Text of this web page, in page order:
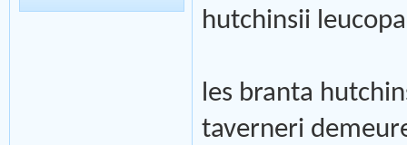
hutchinsii
les branta
taverneri